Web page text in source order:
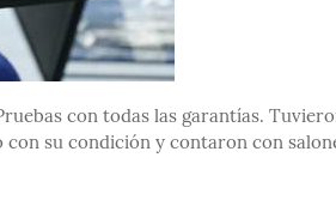
con todas las garantías.
su condición y contaron con